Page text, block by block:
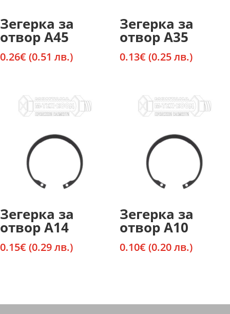
Зегерка за
отвор А45
0.26€ (0.51 лв.)
Зегерка за
отвор А35
0.13€ (0.25 лв.)
Зегерка за
отвор А14
0.15€ (0.29 лв.)
Зегерка за
отвор А10
0.10€ (0.20 лв.)